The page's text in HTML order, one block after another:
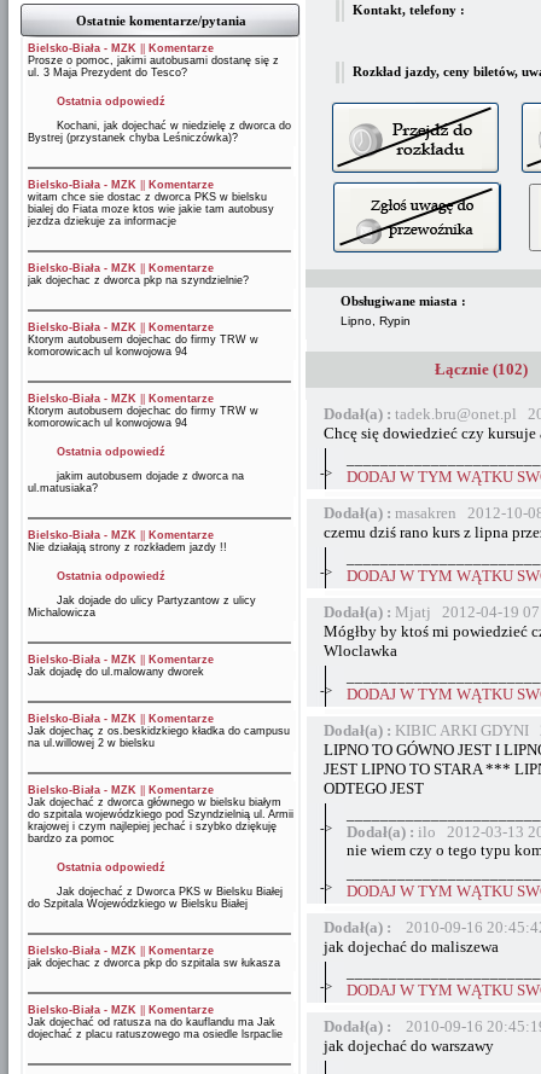
Ostatnie komentarze/pytania
Bielsko-Biała - MZK
Komentarze
Prosze o pomoc, jakimi autobusami dostanę się z
ul. 3 Maja Prezydent do Tesco?
Ostatnia odpowiedź
Kochani, jak dojechać w niedzielę z dworca do
Bystrej (przystanek chyba Leśniczówka)?
Bielsko-Biała - MZK
Komentarze
witam chce sie dostac z dworca PKS w bielsku
bialej do Fiata moze ktos wie jakie tam autobusy
jezdza dziekuje za informacje
Bielsko-Biała - MZK
Komentarze
jak dojechac z dworca pkp na szyndzielnie?
Bielsko-Biała - MZK
Komentarze
Ktorym autobusem dojechac do firmy TRW w
komorowicach ul konwojowa 94
Bielsko-Biała - MZK
Komentarze
Ktorym autobusem dojechac do firmy TRW w
komorowicach ul konwojowa 94
Ostatnia odpowiedź
jakim autobusem dojade z dworca na
ul.matusiaka?
Bielsko-Biała - MZK
Komentarze
Nie działają strony z rozkładem jazdy !!
Ostatnia odpowiedź
Jak dojade do ulicy Partyzantow z ulicy
Michalowicza
Bielsko-Biała - MZK
Komentarze
Jak dojadę do ul.malowany dworek
Bielsko-Biała - MZK
Komentarze
Jak dojechaç z os.beskidzkiego kładka do campusu
na ul.willowej 2 w bielsku
Bielsko-Biała - MZK
Komentarze
Jak dojechać z dworca głównego w bielsku białym
do szpitala wojewódzkiego pod Szyndzielnią ul. Armii
krajowej i czym najlepiej jechać i szybko dziękuję
bardzo za pomoc
Ostatnia odpowiedź
Jak dojechać z Dworca PKS w Bielsku Białej
do Szpitala Wojewódzkiego w Bielsku Białej
Bielsko-Biała - MZK
Komentarze
jak dojechac z dworca pkp do szpitala sw łukasza
Bielsko-Biała - MZK
Komentarze
Jak dojechać od ratusza na do kauflandu ma Jak
dojechać z placu ratuszowego ma osiedle lsrpaclie
Kontakt, telefony :
Rozkład jazdy, ceny biletów,
Obsługiwane miasta :
Lipno, Rypin
Łącznie (102)
Dodał(a) : tadek.bru@onet.pl
Chcę się dowiedzieć czy
->
DODAJ W TYM WĄTKU
Dodał(a) : masakren 2012-10-
czemu dziś rano kurs z lipna
->
DODAJ W TYM WĄTKU
Dodał(a) : Mjatj 2012-04-19
Mógłby by ktoś mi powiedzieć
Wloclawka
->
DODAJ W TYM WĄTKU
Dodał(a) : KIBIC ARKI GDYNI
LIPNO TO GÓWNO JEST I
JEST LIPNO TO STARA ***
ODTEGO JEST
->
Dodał(a) : ilo 2012-03-13
nie wiem czy o tego typu
->
DODAJ W TYM WĄTKU
Dodał(a) :
2010-09-16
jak dojechać do maliszewa
->
DODAJ W TYM WĄTKU
Dodał(a) :
2010-09-16
jak dojechać do warszawy